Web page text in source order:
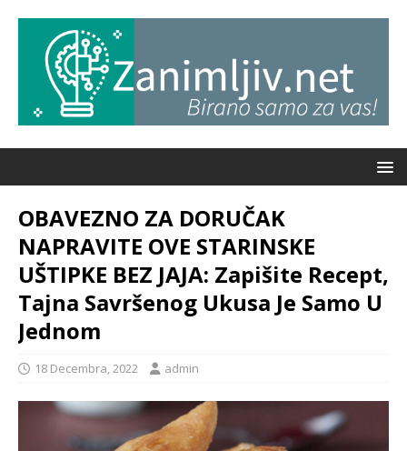
OBAVEZNO ZA DORUČAK
NAPRAVITE OVE STARINSKE
UŠTIPKE BEZ JAJA: Zapišite Recept,
Tajna Savršenog Ukusa Je Samo U
Jednom
18 Decembra, 2022 admin